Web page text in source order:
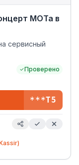
МОТа в
сервисный
Проверено
***Т5